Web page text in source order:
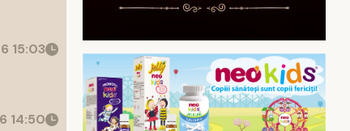
15:03
14:50